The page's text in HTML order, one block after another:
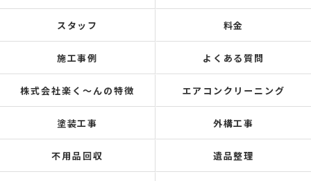
スタッフ 料金
施工事例 よくある質問
株式会社楽く～んの特徴 エアコンクリーニング
塗装工事 外構工事
不用品回収 遺品整理